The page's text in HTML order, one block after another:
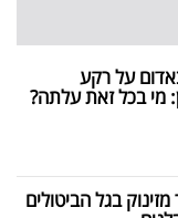
על רקע
מי בכל זאת עלתה?
בגל הביטולים